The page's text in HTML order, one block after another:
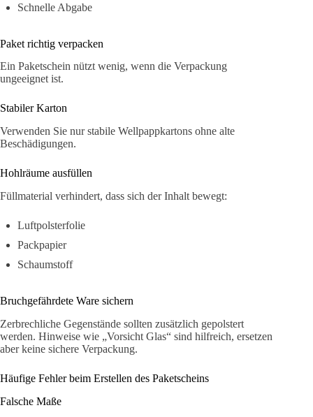
Schnelle Abgabe
Paket richtig verpacken
Ein Paketschein nützt wenig, wenn die Verpackung
ungeeignet ist.
Stabiler Karton
Verwenden Sie nur stabile Wellpappkartons ohne alte
Beschädigungen.
Hohlräume ausfüllen
Füllmaterial verhindert, dass sich der Inhalt bewegt:
Luftpolsterfolie
Packpapier
Schaumstoff
Bruchgefährdete Ware sichern
Zerbrechliche Gegenstände sollten zusätzlich gepolstert
werden. Hinweise wie „Vorsicht Glas“ sind hilfreich, ersetzen
aber keine sichere Verpackung.
Häufige Fehler beim Erstellen des Paketscheins
Falsche Maße